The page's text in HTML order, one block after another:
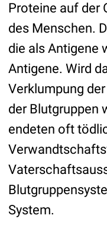
Proteine auf der
des Menschen.
die als Antigene
Antigene. Wird
Verklumpung
der Blutgruppen
endeten oft
System.